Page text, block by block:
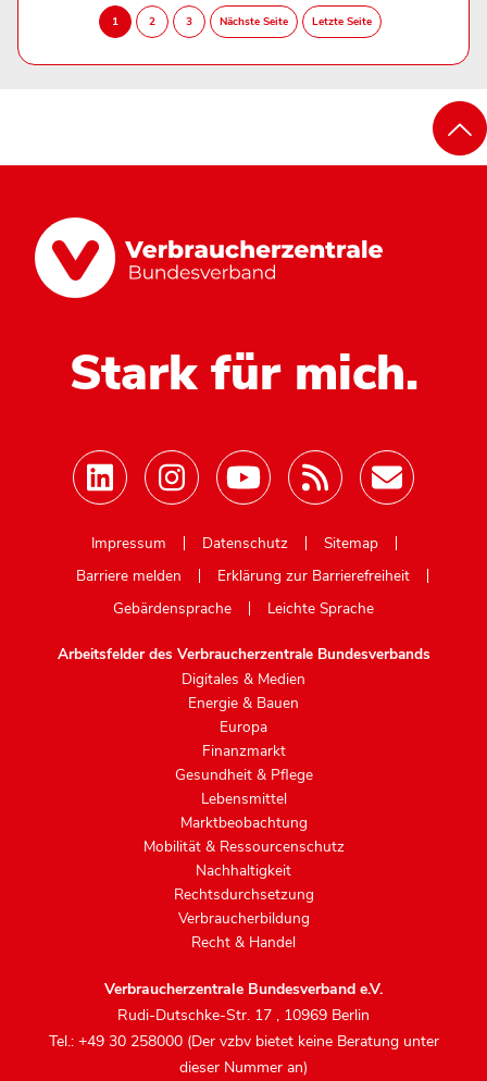
Stark für mich.
Impressum
Datenschutz
Sitemap
Barriere melden
Erklärung zur Barrierefreiheit
Gebärdensprache
Leichte Sprache
Arbeitsfelder des Verbraucherzentrale Bundesverbands
Digitales & Medien
Energie & Bauen
Europa
Finanzmarkt
Gesundheit & Pflege
Lebensmittel
Marktbeobachtung
Mobilität & Ressourcenschutz
Nachhaltigkeit
Rechtsdurchsetzung
Verbraucherbildung
Recht & Handel
Verbraucherzentrale Bundesverband e.V.
Rudi-Dutschke-Str. 17 , 10969 Berlin
Tel.: +49 30 258000 (Der vzbv bietet keine Beratung unter
dieser Nummer an)